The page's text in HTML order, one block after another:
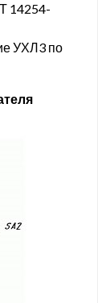
14254-
УХЛ3 по